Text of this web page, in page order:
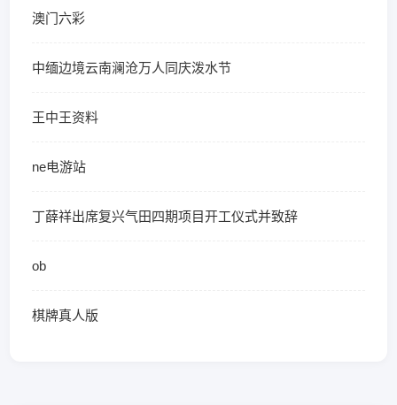
澳门六彩
中缅边境云南澜沧万人同庆泼水节
王中王资料
ne电游站
丁薛祥出席复兴气田四期项目开工仪式并致辞
ob
棋牌真人版